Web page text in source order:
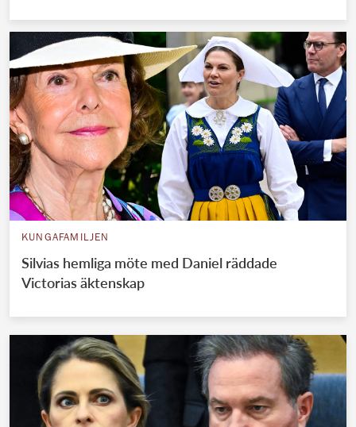
KUNGAFAMILJEN
Silvias hemliga möte med Daniel räddade
Victorias äktenskap